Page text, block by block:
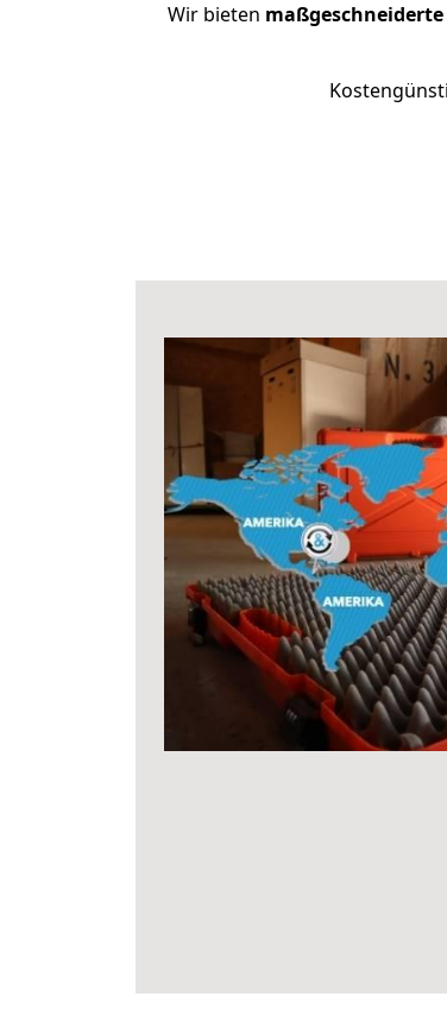
Wir bieten